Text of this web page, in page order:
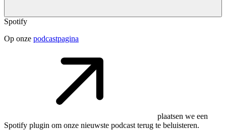
Spotify
Op onze podcastpagina
plaatsen we een
Spotify plugin om onze nieuwste podcast terug te beluisteren.